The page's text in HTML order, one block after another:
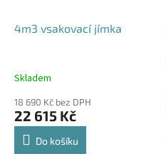
4m3 vsakovací jímka
Skladem
18 690 Kč bez DPH
22 615 Kč
Do košíku